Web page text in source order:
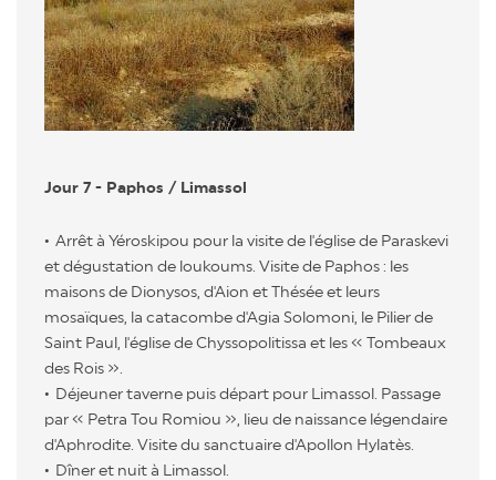
Jour 7 - Paphos / Limassol
Arrêt à Yéroskipou pour la visite de l'église de Paraskevi
et dégustation de loukoums. Visite de Paphos : les
maisons de Dionysos, d'Aion et Thésée et leurs
mosaïques, la catacombe d'Agia Solomoni, le Pilier de
Saint Paul, l'église de Chyssopolitissa et les « Tombeaux
des Rois ».
Déjeuner taverne puis départ pour Limassol. Passage
par « Petra Tou Romiou », lieu de naissance légendaire
d'Aphrodite. Visite du sanctuaire d'Apollon Hylatès.
Dîner et nuit à Limassol.